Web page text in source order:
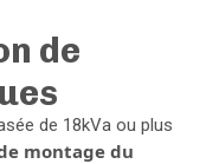
de
de 18kVa ou plus
montage du